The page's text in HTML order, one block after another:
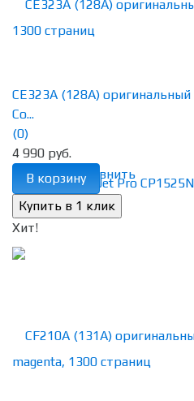
избранное сравнить
CE323A (128A)
Co...
(0)
4 990 руб.
В корзину
Хит!